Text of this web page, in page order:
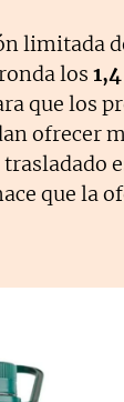
limitada
los
que los
ofrecer
que la